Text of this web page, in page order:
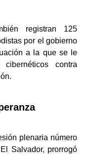
registran 125
por el gobierno
a la que se le
contra
plenaria número
Salvador, prorrogó